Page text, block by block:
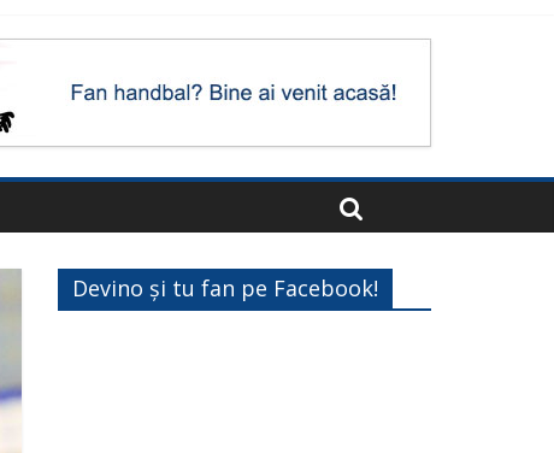
Devino și tu fan pe Facebook!